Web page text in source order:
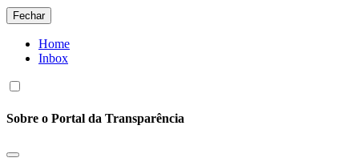
Fechar
Home
Inbox
Sobre o Portal da Transparência